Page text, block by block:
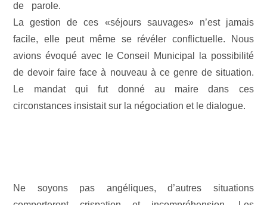
de parole.
La gestion de ces «séjours sauvages» n’est jamais
facile, elle peut même se révéler conflictuelle. Nous
avions évoqué avec le Conseil Municipal la possibilité
de devoir faire face à nouveau à ce genre de situation.
Le mandat qui fut donné au maire dans ces
circonstances insistait sur la négociation et le dialogue.
Ne soyons pas angéliques, d’autres situations